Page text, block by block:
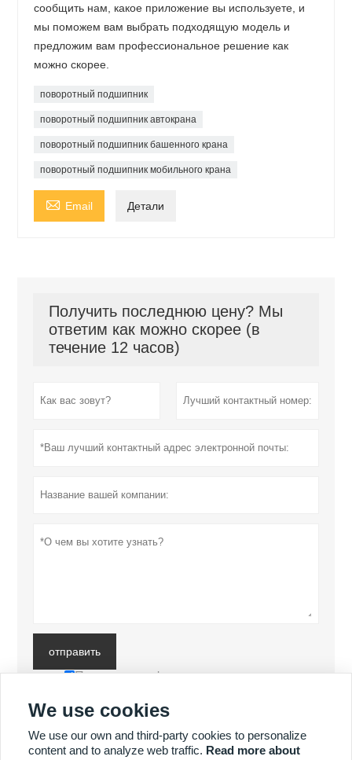
сообщить нам, какое приложение вы используете, и
мы поможем вам выбрать подходящую модель и
предложим вам профессиональное решение как
можно скорее.
поворотный подшипник
поворотный подшипник автокрана
поворотный подшипник башенного крана
поворотный подшипник мобильного крана
 Email Детали
Получить последнюю цену? Мы
ответим как можно скорее (в
течение 12 часов)
отправить
Политика конфиденциальности
We use cookies
We use our own and third-party cookies to personalize
content and to analyze web traffic. Read more about